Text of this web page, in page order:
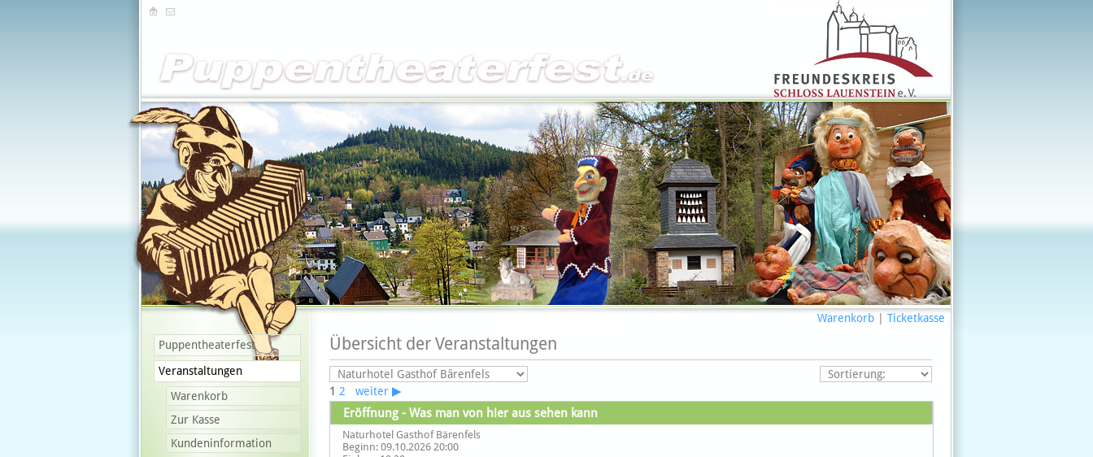
Puppentheaterfest
Veranstaltungen
Warenkorb
Zur Kasse
Kundeninformation
Warenkorb| Ticketkasse
Übersicht der Veranstaltungen
1 2 weiter ▶
Eröffnung - Was man von hier aus sehen kann
Naturhotel Gasthof Bärenfels
Beginn: 09.10.2026 20:00